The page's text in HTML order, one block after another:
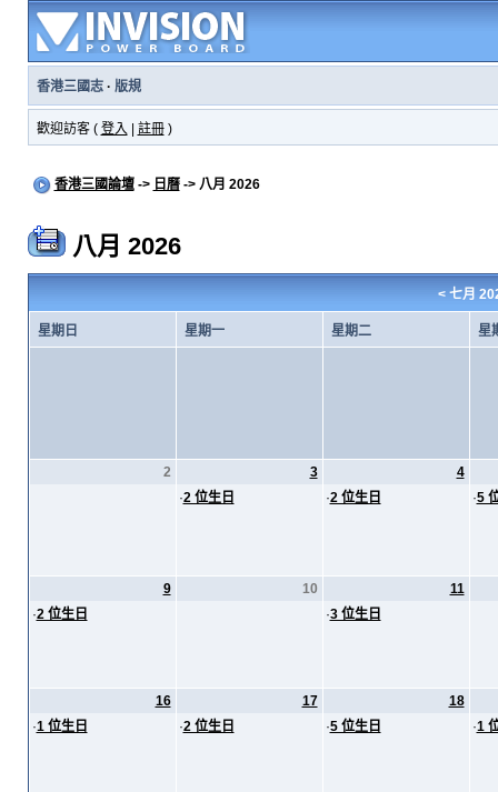
香港三國志· 版規
歡迎訪客 ( 登入 註冊)
香港三國論壇-> 日曆-> 八月 2026
八月 2026
< 七月
星期日 星期一 星期二 星
2
3
·2 位生日
4
·2 位生日 ·5
9
·2 位生日
10
11
·3 位生日
16
·1 位生日
17
·2 位生日
18
·5 位生日 ·1